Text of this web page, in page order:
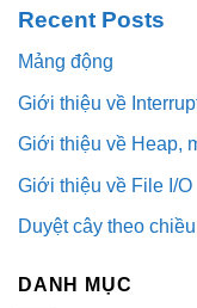
Recent Posts
Mảng động
Giới thiệu về
Giới thiệu về Heap,
Giới thiệu về File I/O
Duyệt cây theo
DANH MỤC